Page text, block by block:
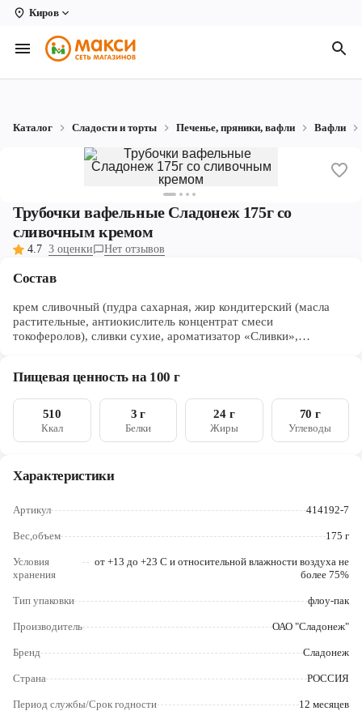
Киров
Вологда
Архангельск
Коряжма
Котлас
Новодвинск
Рыбинск
Северодвинск
Ярославль
Каталог Сладости и торты Печенье, пряники, вафли Вафли
Трубочки вафельные Сладонеж 175г со
сливочным кремом
4.7 3 оценки Нет отзывов
Состав
крем сливочный (пудра сахарная, жир кондитерский (масла
растительные, антиокислитель концентрат смеси
токоферолов), сливки сухие, ароматизатор «Сливки»,
соль, продукты яичные, эмульгатор лецитин соевый,
колер». Продукт может содержать следы орехов, арахиса
Пищевая ценность на 100 г
510
Ккал
3 г
Белки
24 г
Жиры
70 г
Углеводы
Характеристики
Артикул 414192-7
Вес,объем 175 г
Условия
хранения
от +13 до +23 С и относительной влажности воздуха не
более 75%
Тип упаковки флоу-пак
Производитель ОАО "Сладонеж"
Бренд Сладонеж
Страна РОССИЯ
Период службы/Срок годности 12 месяцев